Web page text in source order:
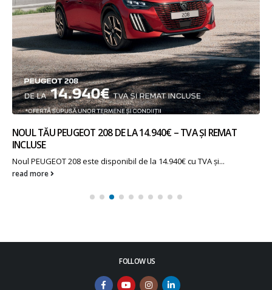
NOUL TĂU PEUGEOT 208 DE LA 14.940€ – TVA ȘI REMAT
INCLUSE
Noul PEUGEOT 208 este disponibil de la 14.940€ cu TVA și...
read more
FOLLOW US